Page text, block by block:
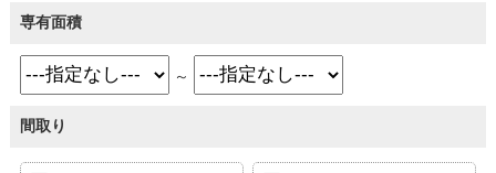
専有面積
～
間取り